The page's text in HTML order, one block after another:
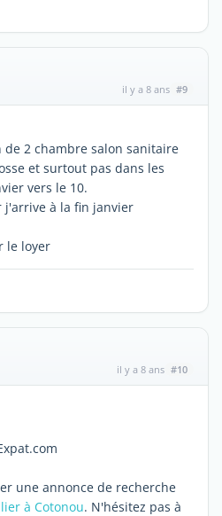
il y a 8 ans #9
2 chambre salon sanitaire
et surtout pas dans les
vers le 10.
j'arrive à la fin janvier
le loyer
il y a 8 ans #10
une annonce de recherche
à Cotonou. N'hésitez pas à